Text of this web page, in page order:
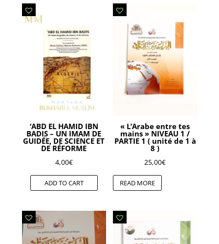
‘ABD EL HAMID IBN
BADIS – UN IMAM DE
GUIDÉE, DE SCIENCE ET
DE RÉFORME
4,00€
ADD TO CART
« L’Arabe entre tes
mains » NIVEAU 1 /
PARTIE 1 ( unité de 1 à
8 )
25,00€
READ MORE